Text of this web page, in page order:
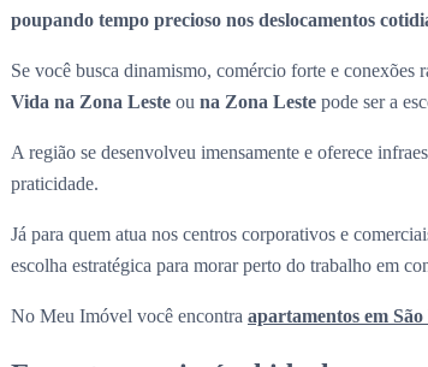
poupando tempo precioso nos deslocamentos
Se você busca dinamismo, comércio forte e conexões
Vida na Zona Leste ou na Zona Leste pode ser a
A região se desenvolveu imensamente e oferece
praticidade.
Já para quem atua nos centros corporativos e
escolha estratégica para morar perto do trabalho em
No Meu Imóvel você encontra apartamentos em